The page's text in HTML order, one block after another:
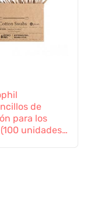
de
para los
unidades)